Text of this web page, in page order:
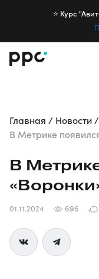
⭐️ Курс
Главная
Новости
В Метрике
В
01.11.2024 696